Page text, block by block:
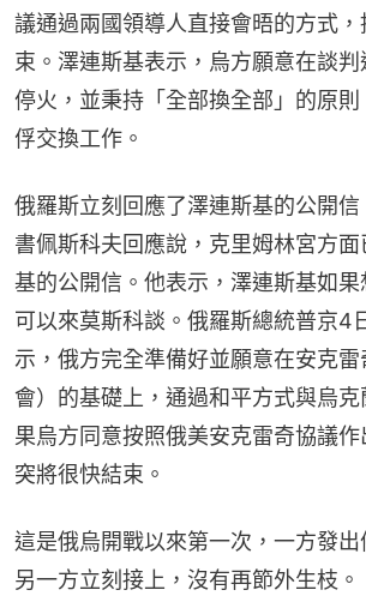
議通過兩國領導人直接會晤的方式
束。澤連斯基表示，烏方願意在談
停火，並秉持「全部換全部」的原
俘交換工作。
俄羅斯立刻回應了澤連斯基的公開
書佩斯科夫回應說，克里姆林宮方
基的公開信。他表示，澤連斯基如
可以來莫斯科談。俄羅斯總統普京4
示，俄方完全準備好並願意在安克
會）的基礎上，通過和平方式與烏克
果烏方同意按照俄美安克雷奇協議
突將很快結束。
這是俄烏開戰以來第一次，一方發出
另一方立刻接上，沒有再節外生枝。